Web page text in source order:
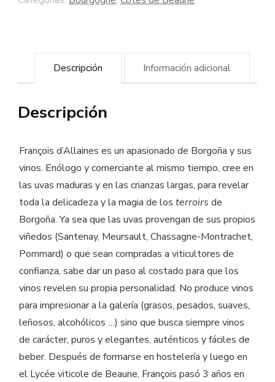
François
d'AllainesDescripción Información adicional
Descripción
François d’Allaines es un apasionado de Borgoña y sus
vinos. Enólogo y comerciante al mismo tiempo, cree en
las uvas maduras y en las crianzas largas, para revelar
toda la delicadeza y la magia de los terroirs de
Borgoña. Ya sea que las uvas provengan de sus propios
viñedos (Santenay, Meursault, Chassagne-Montrachet,
Pommard) o que sean compradas a viticultores de
confianza, sabe dar un paso al costado para que los
vinos revelen su propia personalidad. No produce vinos
para impresionar a la galería (grasos, pesados, suaves,
leñosos, alcohólicos …) sino que busca siempre vinos
de carácter, puros y elegantes, auténticos y fáciles de
beber. Después de formarse en hostelería y luego en
el Lycée viticole de Beaune, François pasó 3 años en